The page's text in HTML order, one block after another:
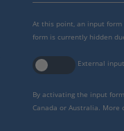
At this point, an input form
form is currently hidden
External
By activating the input
Canada or Australia. More